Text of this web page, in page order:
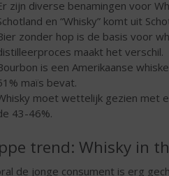
zijn diverse benamingen voor
en “Whisky” komt uit
zonder hop is de basis voor
maakt het verschil.
is een Amerikaanse
maïs bevat.
moet wettelijk gezien met
43-46%.
trend: Whisky in
de jonge consument is erg